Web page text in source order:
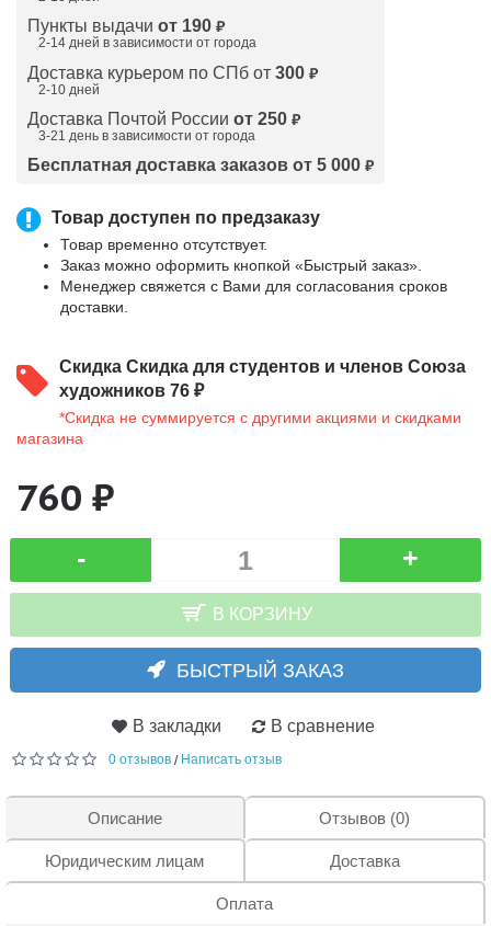
Пункты выдачи от 190 ₽
2-14 дней в зависимости от города
Доставка курьером по СПб от 300 ₽
2-10 дней
Доставка Почтой России от 250 ₽
3-21 день в зависимости от города
Бесплатная доставка заказов от 5 000 ₽
Товар доступен по предзаказу
Товар временно отсутствует.
Заказ можно оформить кнопкой «Быстрый заказ».
Менеджер свяжется с Вами для согласования сроков
доставки.
Скидка Скидка для студентов и членов Союза
художников 76 ₽
*Скидка не суммируется с другими акциями и скидками
магазина
760 ₽
- +
В КОРЗИНУ
БЫСТРЫЙ ЗАКАЗ
В закладки В сравнение
0 отзывов / Написать отзыв
Описание Отзывов (0)
Юридическим лицам Доставка
Оплата